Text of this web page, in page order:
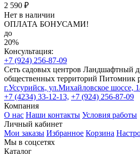
2 590 ₽
Нет в наличии
ОПЛАТА БОНУСАМИ!
до
20%
Консультация:
+7 (924) 256-87-09
Сеть садовых центров Ландшафтный
общественных территорий Питомник
г.Уссурийск, ул.Михайловское шоссе,
+7 (4234) 33-12-13, +7 (924) 256-87-09
Компания
О нас Наши контакты Условия работы
Личный кабинет
Мои заказы Избранное Корзина
Мы в соцсетях
Каталог